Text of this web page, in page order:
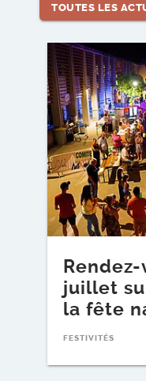
TOUTES LES
juillet
la fête
FESTIVITÉS
Lire l'article